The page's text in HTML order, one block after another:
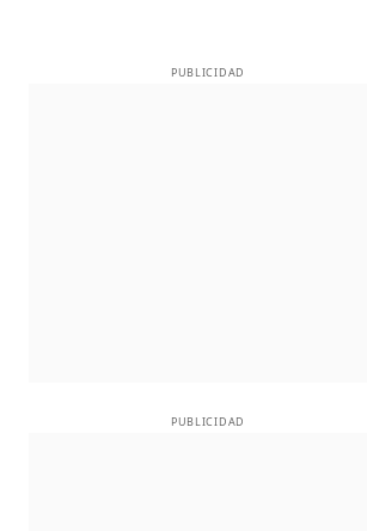
PUBLICIDAD
PUBLICIDAD